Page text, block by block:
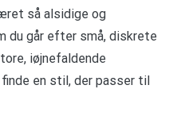
så alsidige og
du går efter små, diskrete
iøjnefaldende
en stil, der passer til